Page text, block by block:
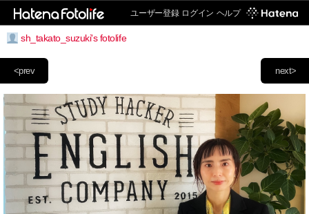
ユーザー登録 ログイン ヘルプ
sh_takato_suzuki's fotolife
next>
<prev